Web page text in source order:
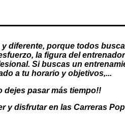
diferente, porque todos
la figura del
Si buscas un
a tu horario y objetivos,...
dejes pasar más tiempo!!
y disfrutar en las Carreras